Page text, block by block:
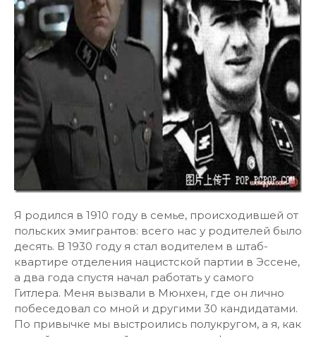
Я родился в 1910 году в семье, происходившей от
польских эмигрантов: всего нас у родителей было
десять. В 1930 году я стал водителем в штаб-
квартире отделения нацистской партии в Эссене,
а два года спустя начал работать у самого
Гитлера. Меня вызвали в Мюнхен, где он лично
побеседовал со мной и другими 30 кандидатами.
По привычке мы выстроились полукругом, а я, как